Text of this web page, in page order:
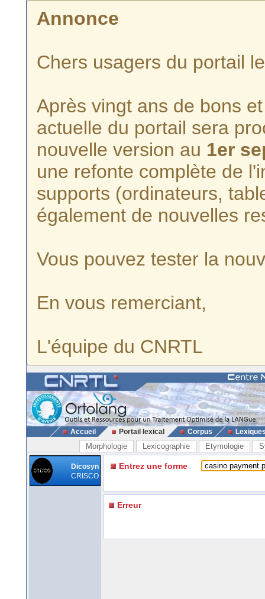
Annonce
Chers usagers du portail
Après vingt ans de bons
actuelle du portail sera
nouvelle version au 1er
une refonte complète de
supports (ordinateurs,
également de nouvelles
Vous pouvez tester la
En vous remerciant,
L'équipe du CNRTL
Accueil Portail lexical Corpus
Morphologie Lexicographie Etymologie
Dicosyn
CRISCO
Entrez une forme
Erreur